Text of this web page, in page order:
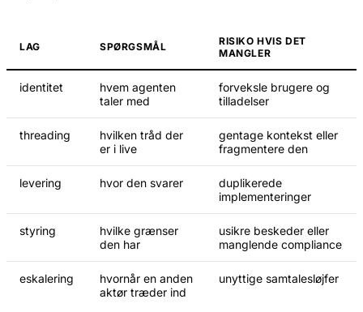
LAG SPØRGSMÅL
RISIKO HVIS DET
MANGLER
identitet
hvem agenten
taler med
forveksle brugere og
tilladelser
threading
hvilken tråd der
er i live
gentage kontekst eller
fragmentere den
levering hvor den svarer
duplikerede
implementeringer
styring
hvilke grænser
den har
usikre beskeder eller
manglende compliance
eskalering
hvornår en anden
aktør træder ind
unyttige samtalesløjfer